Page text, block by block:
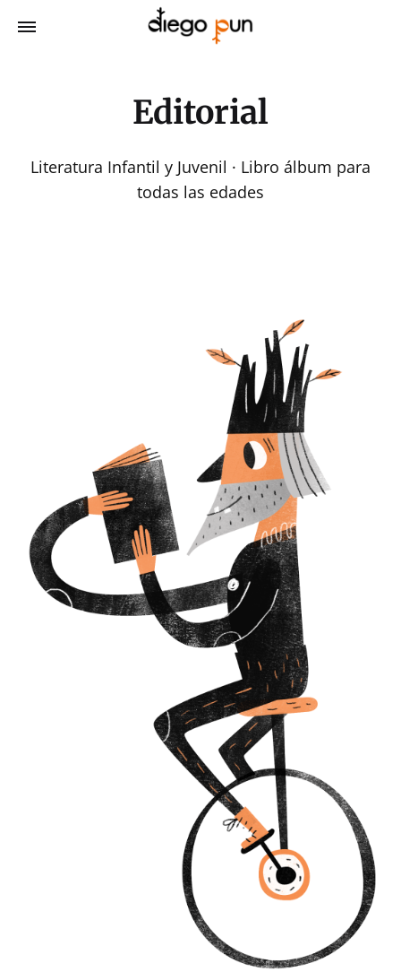
Editorial
Literatura Infantil y Juvenil · Libro álbum para
todas las edades